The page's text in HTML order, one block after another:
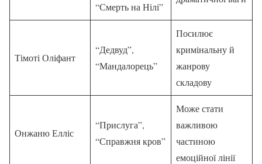
“Смерть на Нілі”
Тімоті Оліфант
“Дедвуд”,
“Мандалорець”
Посилює
кримінальну й
жанрову
складову
Онжаню Елліс
“Прислуга”,
“Справжня кров”
Може стати
важливою
частиною
емоційної лінії